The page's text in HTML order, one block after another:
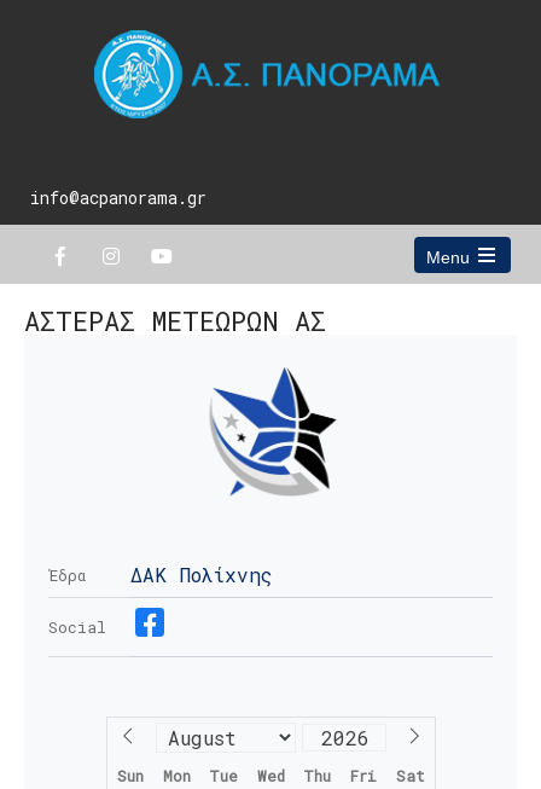
info@acpanorama.gr
Menu
Open
ΑΣΤΕΡΑΣ ΜΕΤΕΩΡΩΝ ΑΣ
Έδρα ΔΑΚ Πολίχνης
Social
Sun Mon Tue Wed Thu Fri Sat